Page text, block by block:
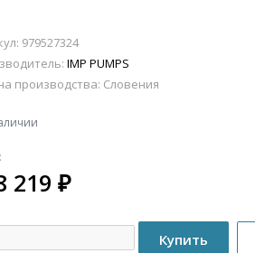
979527324
IMP PUMPS
производства: Словения
219 ₽